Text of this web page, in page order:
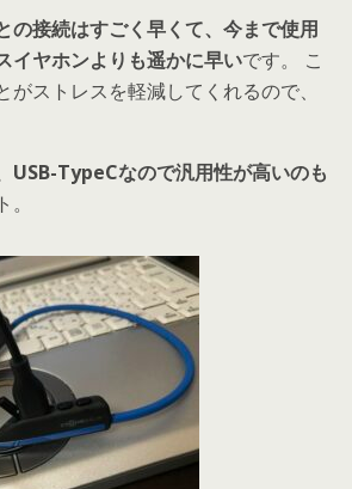
の接続はすごく早くて、今まで使用
イヤホンよりも遥かに早いです。 こ
がストレスを軽減してくれるので、
USB-TypeCなので汎用性が高いのも